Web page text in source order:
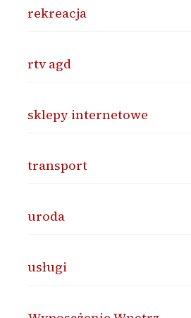
rekreacja
rtv agd
sklepy internetowe
transport
uroda
usługi